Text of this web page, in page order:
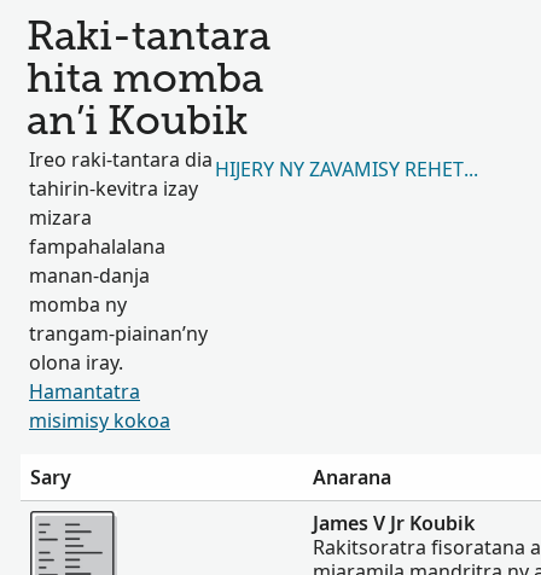
Raki-tantara
hita momba
an’i Koubik
Ireo raki-tantara dia
tahirin-kevitra izay
mizara
fampahalalana
manan-danja
momba ny
trangam-piainan’ny
olona iray.
Hamantatra
misimisy kokoa
HIJERY NY ZAVAMISY REHETRA
Sary
Anarana
Misimisy kokoa
James V Jr Koubik
Rakitsoratra fisoratana